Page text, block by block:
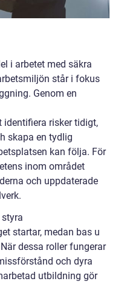
i arbetet med säkra
står i fokus
Genom en
risker tidigt,
skapa en tydlig
kan följa. För
inom området
och uppdaterade
startar, medan bas u
dessa roller fungerar
och dyra
utbildning gör